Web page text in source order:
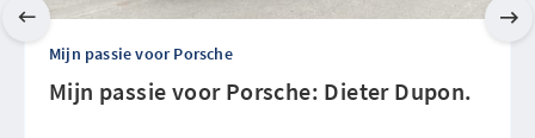
Mijn passie voor Porsche
Mijn passie voor Porsche: Dieter Dupon.